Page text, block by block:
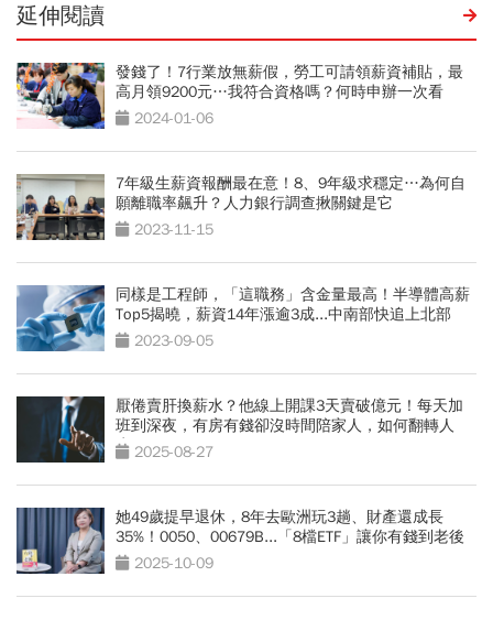
延伸閱讀
發錢了！7行業放無薪假，勞工可請領薪資補貼，最
高月領9200元…我符合資格嗎？何時申辦一次看
2024-01-06
7年級生薪資報酬最在意！8、9年級求穩定…為何自
願離職率飆升？人力銀行調查揪關鍵是它
2023-11-15
同樣是工程師，「這職務」含金量最高！半導體高薪
Top5揭曉，薪資14年漲逾3成...中南部快追上北部
2023-09-05
厭倦賣肝換薪水？他線上開課3天賣破億元！每天加
班到深夜，有房有錢卻沒時間陪家人，如何翻轉人
生？2025-08-27
她49歲提早退休，8年去歐洲玩3趟、財產還成長
35%！0050、00679B...「8檔ETF」讓你有錢到老後
2025-10-09